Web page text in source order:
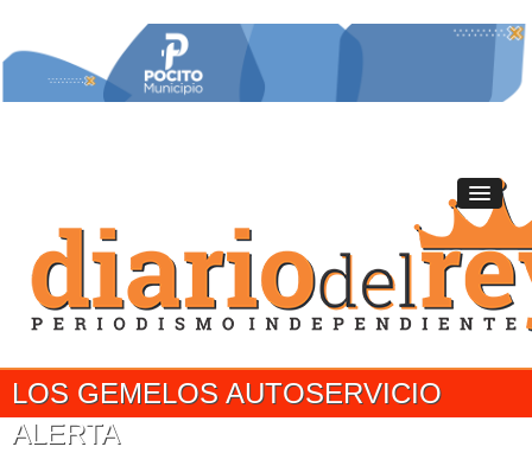
LOS GEMELOS AUTOSERVICIO
ALERTA